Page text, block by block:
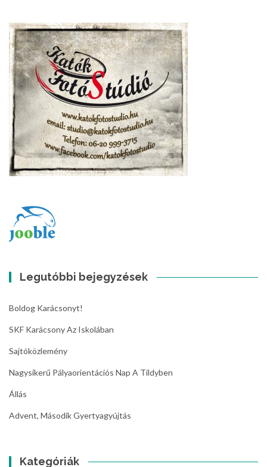
Legutóbbi bejegyzések
Boldog Karácsonyt!
SKF Karácsony Az Iskolában
Sajtóközlemény
Nagysikerű Pályaorientációs Nap A Tildyben
Állás
Advent, Második Gyertyagyújtás
Kategóriák